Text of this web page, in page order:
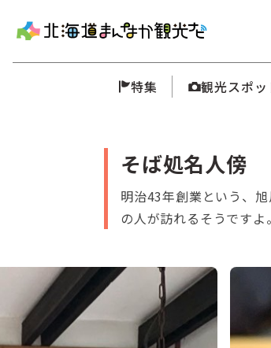
特集 観光スポッ
そば処名人傍
明治43年創業という、
の人が訪れるそうですよ。